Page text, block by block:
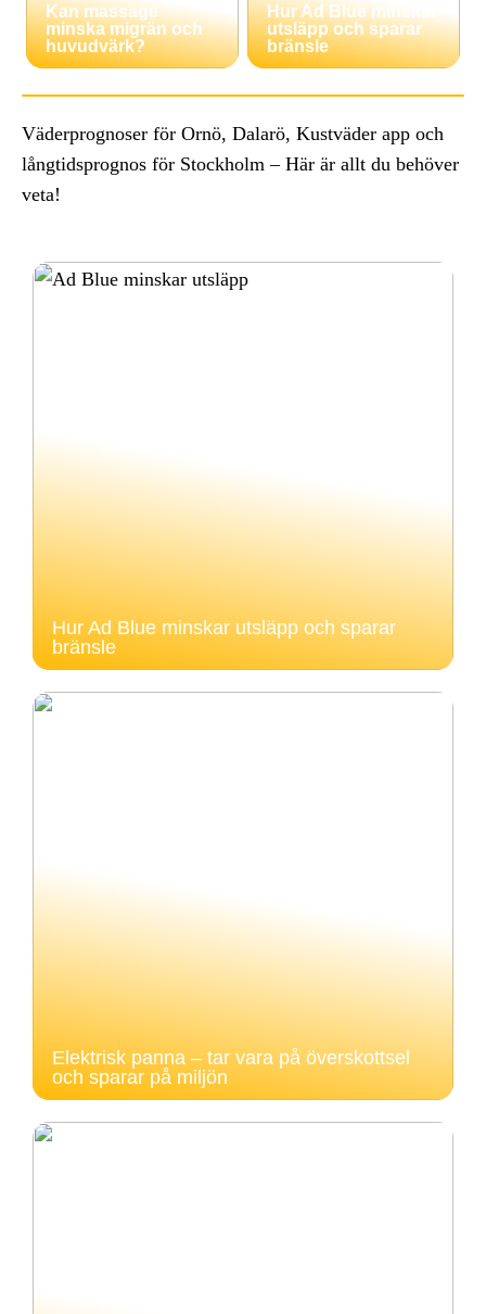
Kan massage
minska migrän och
huvudvärk?
Hur Ad Blue minskar
utsläpp och sparar
bränsle
Väderprognoser för Ornö, Dalarö, Kustväder app och
långtidsprognos för Stockholm – Här är allt du behöver
veta!
Hur Ad Blue minskar utsläpp och sparar
bränsle
Elektrisk panna – tar vara på överskottsel
och sparar på miljön